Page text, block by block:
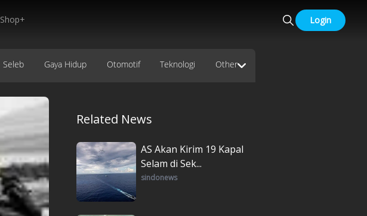
Shop+ Login
Seleb Gaya Hidup Otomotif Teknologi Other
Related News
AS Akan Kirim 19 Kapal
Selam di Sek...
sindonews